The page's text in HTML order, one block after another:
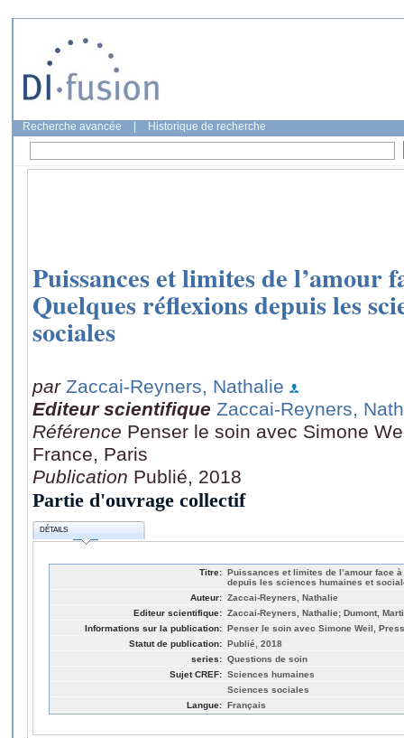
Recherche avancée Historique de recherche
Puissances et limites de l’amour
Quelques réflexions depuis les
sociales
par Zaccai-Reyners, Nathalie
Editeur scientifique Zaccai-Reyners,
Référence Penser le soin avec Simone
France, Paris
Publication Publié, 2018
Partie d'ouvrage collectif
DÉTAILS
Titre: Puissances et limites de l’amour face
depuis les sciences humaines et
Auteur: Zaccai-Reyners, Nathalie
Editeur scientifique: Zaccai-Reyners, Nathalie; Dumont,
Informations sur la publication: Penser le soin avec Simone Weil,
Statut de publication: Publié, 2018
series: Questions de soin
Sujet CREF: Sciences humaines
Sciences sociales
Langue: Français